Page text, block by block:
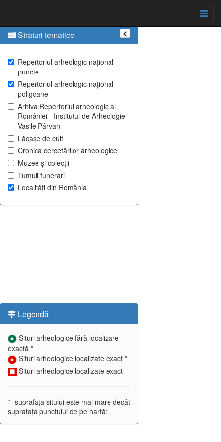
Straturi tematice
Repertoriul arheologic național -
puncte
Repertoriul arheologic național -
poligoane
Arhiva Repertoriul arheologic al
României - Institutul de Arheologie
Vasile Pârvan
Lăcașe de cult
Cronica cercetărilor arheologice
Muzee și colecții
Tumuli funerari
Localități din România
Legendă
Situri arheologice fără localizare
exactă *
Situri arheologice localizate exact *
Situri arheologice localizate exact
*- suprafața sitului este mai mare decât
suprafața punctului de pe hartă;